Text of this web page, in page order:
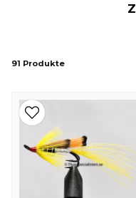
Entdecken Sie unser
, die
Lachs
Meerforelle und
Doppelhaken sorgt für
Vorteile von
Fliegen mitDoppelhaken
eine verbesserte
Wahl für anspruchsvolle
macht. Ihr Design sorgt
91 Produkte